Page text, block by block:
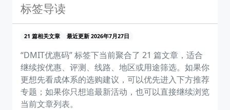
标签导读
21 篇相关文章 最近更新 2026年7月27日
“DMIT优惠码” 标签下当前聚合了 21 篇文章，适合
继续按优惠、评测、线路、地区或用途筛选。如果你
更想先看成体系的选购建议，可以优先进入下方推荐
专题；如果你只想追最新活动，也可以直接继续浏览
当前文章列表。